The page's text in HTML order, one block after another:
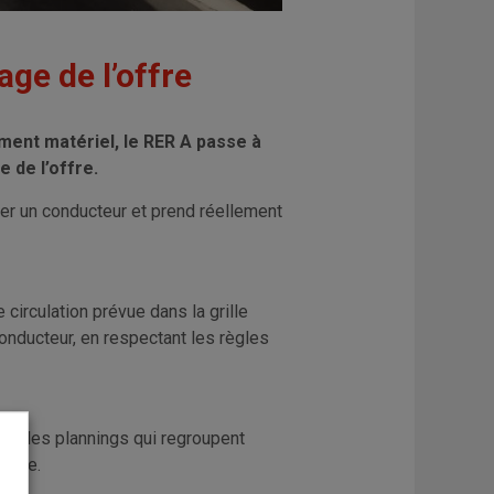
de l’offre
matériel, le RER A passe à
de l’offre.
un conducteur et prend réellement
circulation prévue dans la grille
en respectant les règles
les plannings qui regroupent